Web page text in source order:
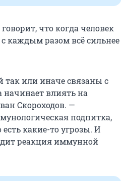
что когда человек
каждым разом всё сильнее
или иначе связаны с
влиять на
Скороходов. —
подпитка,
какие-то угрозы. И
реакция иммунной